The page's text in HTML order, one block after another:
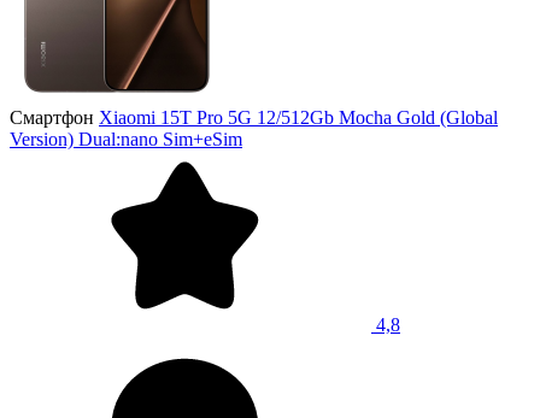
Смартфон Xiaomi 15T Pro 5G 12/512Gb Mocha Gold (Global
Version) Dual:nano Sim+eSim
4,8